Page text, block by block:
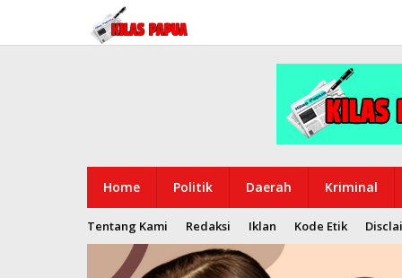
konten
Home Politik Daerah Kriminal
Tentang Kami Redaksi Iklan Kode Etik